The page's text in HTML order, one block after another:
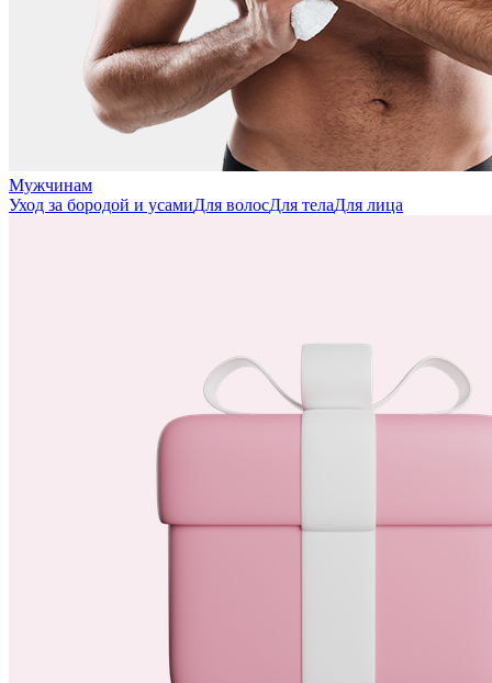
Мужчинам
Уход за бородой и усамиДля волосДля телаДля лица